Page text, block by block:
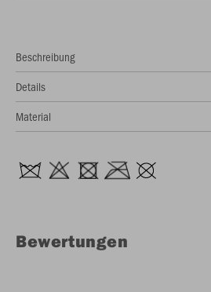
Beschreibung
Details
Material
Bewertungen